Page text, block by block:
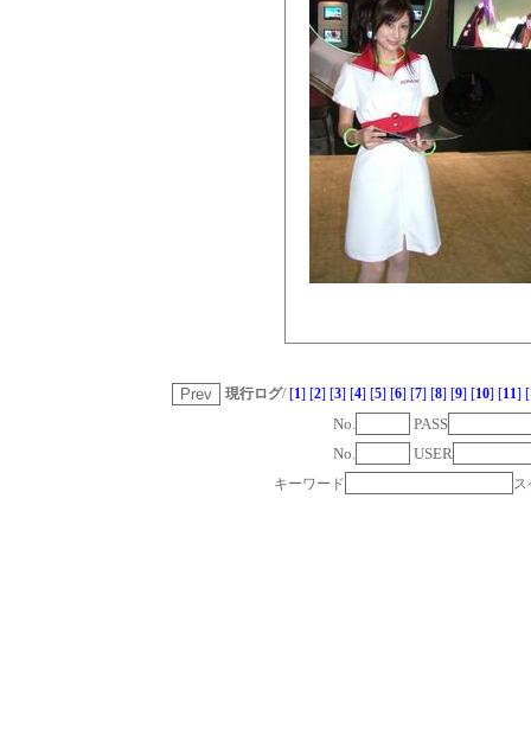
現行ログ/ [1] [2] [3] [4] [5] [6] [7] [8] [9] [10] [11] [
No.
PASS
No.
USER
キーワード